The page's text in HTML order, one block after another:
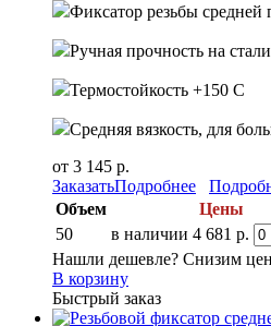
Фиксатор резьбы
Ручная прочность на
Термостойкость +150 С
Средняя вязкость, для
от 3 145 р.
ЗаказатьПодробнее
Объем
Цены
50
в наличии 4 681 р.
Нашли дешевле? Снизим
В корзину
Быстрый заказ